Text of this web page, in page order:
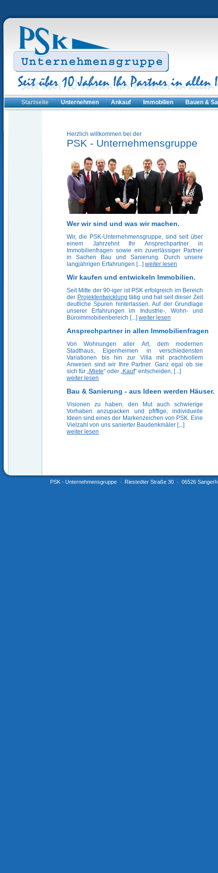
Startseite Unternehmen Ankauf Immobilien Bauen &
Herzlich willkommen bei der
PSK - Unternehmensgruppe
Wer wir sind und was wir machen.
Wir, die PSK-Unternehmensgruppe, sind seit über
einem Jahrzehnt Ihr Ansprechpartner in
Immobilienfragen sowie ein zuverlässiger Partner
in Sachen Bau und Sanierung. Durch unsere
langjährigen Erfahrungen [...] weiter lesen
Wir kaufen und entwickeln Immobilien.
Seit Mitte der 90-iger ist PSK erfolgreich im Bereich
der Projektentwicklung tätig und hat seit dieser Zeit
deutliche Spuren hinterlassen. Auf der Grundlage
unserer Erfahrungen im Industrie-, Wohn- und
Büroimmobilienbereich [...] weiter lesen
Ansprechpartner in allen Immobilienfragen
Von Wohnungen aller Art, dem modernen
Stadthaus, Eigenheimen in verschiedensten
Variationen bis hin zur Villa mit prachtvollem
Anwesen sind wir Ihre Partner. Ganz egal ob sie
sich für „Miete“ oder „Kauf“ entscheiden, [...]
weiter lesen
Bau & Sanierung - aus Ideen werden Häuser.
Visionen zu haben, den Mut auch schwierige
Vorhaben anzupacken und pfiffige, individuelle
Ideen sind eines der Markenzeichen von PSK. Eine
Vielzahl von uns sanierter Baudenkmäler [...]
weiter lesen
PSK - Unternehmensgruppe · Riestedter Straße 30 · 06526